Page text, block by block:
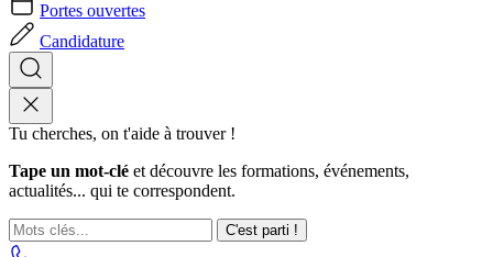
Portes ouvertes
Candidature
Tu cherches, on t'aide à trouver !
Tape un mot-clé et découvre les formations, événements,
actualités... qui te correspondent.
C'est parti !